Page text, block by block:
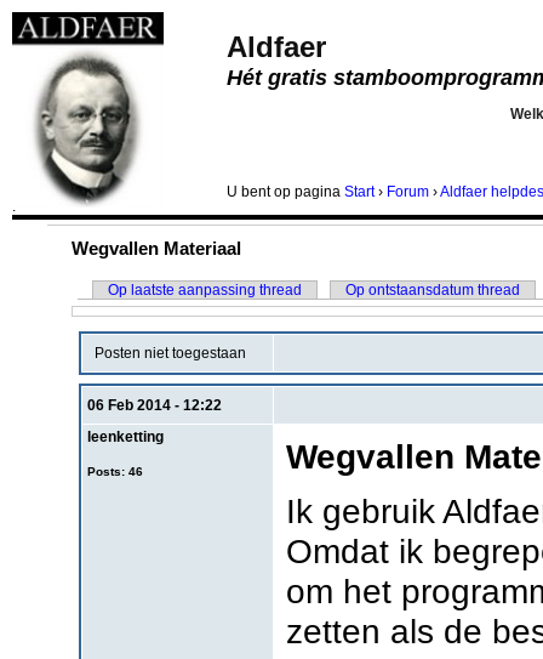
Aldfaer
Hét gratis
U bentop pagina Start› Forum ›Aldfaer
.
Wegvallen Materiaal
Op laatste aanpassing thread Op ontstaansdatum thread
Posten niet toegestaan
06 Feb 2014 - 12:22
leenketting
Posts: 46
Wegvallen
Ik gebruik
Omdat ik
om het
zetten als de